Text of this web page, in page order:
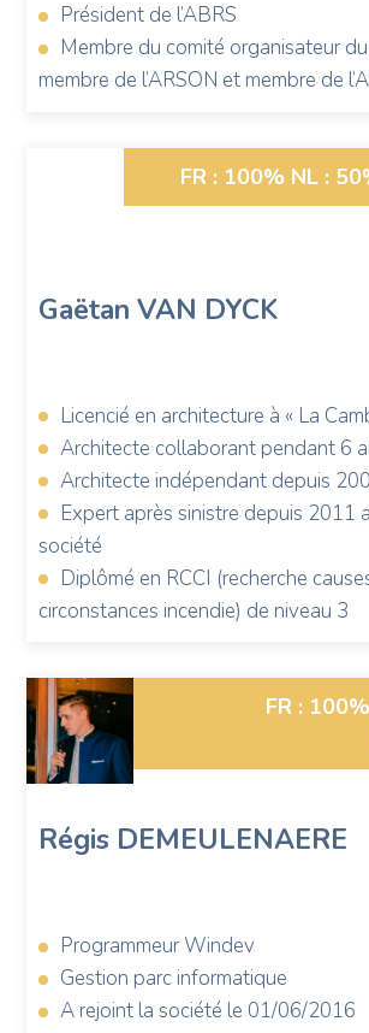
Président de l’ABRS
Membre du comité organisateur
membre de l’ARSON et membre de
Dyck
GaëtanVAN DYCK
Licencié en architecture à « La
Architecte collaborant pendant 6
Architecte indépendant depuis
Expert après sinistre depuis 2011
société
Diplômé en RCCI (recherche
circonstances incendie) de niveau 3
FR : 100% NL :
Photo
de
Régis
Demeulenaere
Régis DEMEULENAERE
Programmeur Windev
Gestion parc informatique
A rejoint la société le 01/06/2016
FR : 100%